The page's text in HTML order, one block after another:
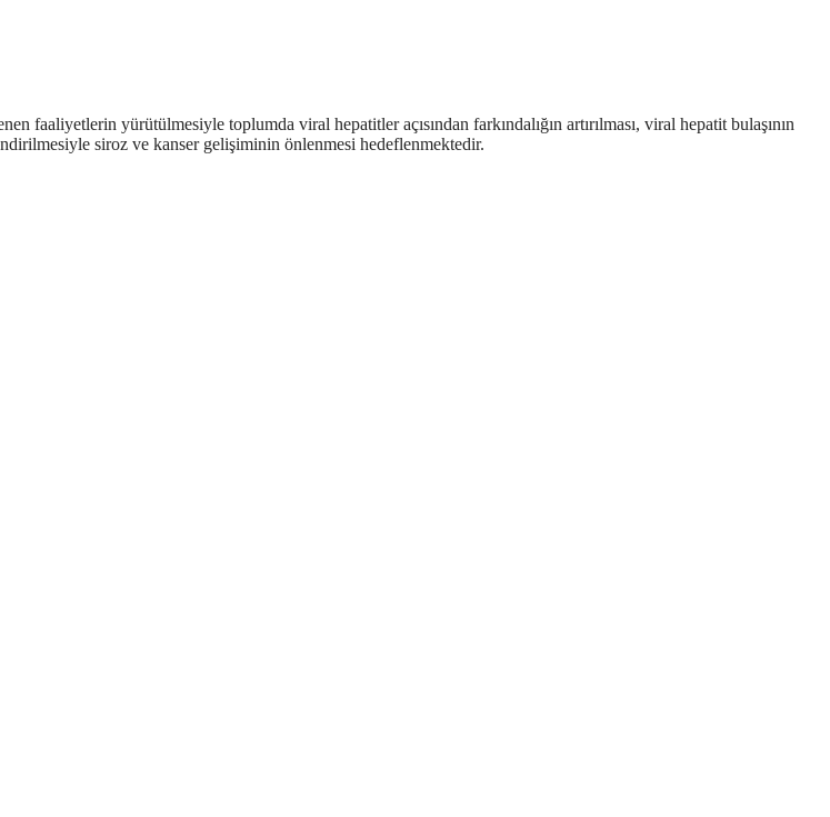
yürütülmesiyle toplumda viral hepatitler açısından farkındalığın artırılması, viral hepatit bulaşının
siroz ve kanser gelişiminin önlenmesi hedeflenmektedir.